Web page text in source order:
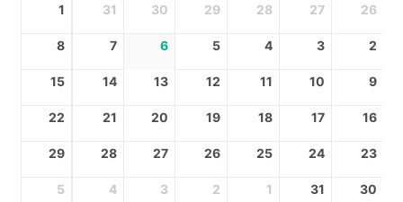
26
27
28
29
30
31
1
2
3
4
5
6
7
8
9
10
11
12
13
14
15
16
17
18
19
20
21
22
23
24
25
26
27
28
29
30
31
1
2
3
4
5